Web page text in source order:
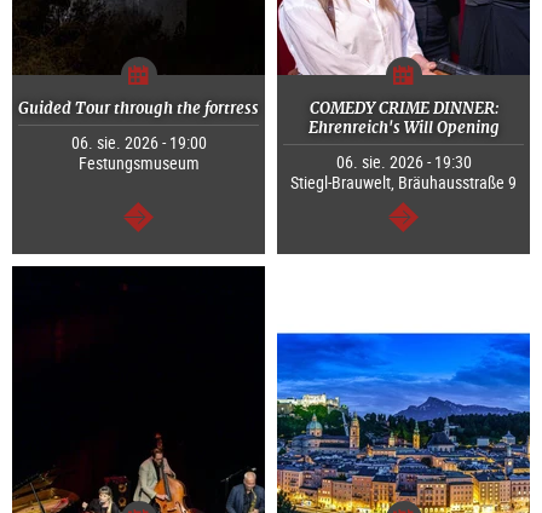
Guided Tour through the fortress
06. sie. 2026 - 19:00
Festungsmuseum
dalej
COMEDY CRIME DINNER:
Ehrenreich's Will Opening
06. sie. 2026 - 19:30
Stiegl-Brauwelt, Bräuhausstraße 9
dalej